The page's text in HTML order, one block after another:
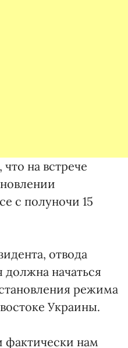
на встрече
с полуночи 15
отвода
начаться
режима
Украины.
фактически нам